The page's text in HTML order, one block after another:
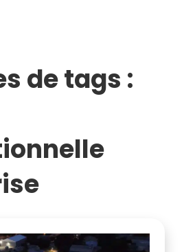
de tags :